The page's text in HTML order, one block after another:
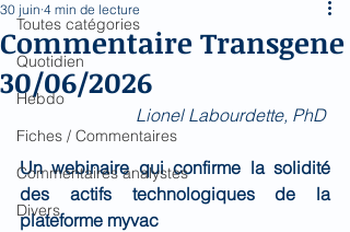
Toutes catégories
Quotidien
Hebdo
Fiches / Commentaires
Commentaires analystes
Divers
Commentaire Transgene
30/06/2026
30 juin 4 min de lecture
Lionel Labourdette, PhD
Un webinaire qui confirme la solidité
des actifs technologiques de la
plateforme myvac